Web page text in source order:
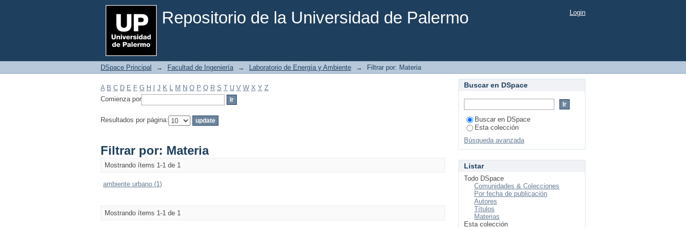
Repositorio de la Universidad de Palermo
Filtrar por: Materia Login
DSpace Principal → Facultad de Ingeniería → Laboratorio de Energía y Ambiente → Filtrar por: Materia
A B C D E F G H J K L M N O P Q R S T U V W X Y Z
Comienza por
Resultados por página:
Filtrar por: Materia
Mostrando ítems 1-1 de 1
ambiente urbano (1)
Mostrando ítems 1-1 de 1
Buscar en DSpace
Buscar en DSpace
Esta colección
Búsqueda avanzada
Listar
Todo DSpace
Comunidades & Colecciones
Por fecha de publicación
Autores
Títulos
Materias
Esta colección